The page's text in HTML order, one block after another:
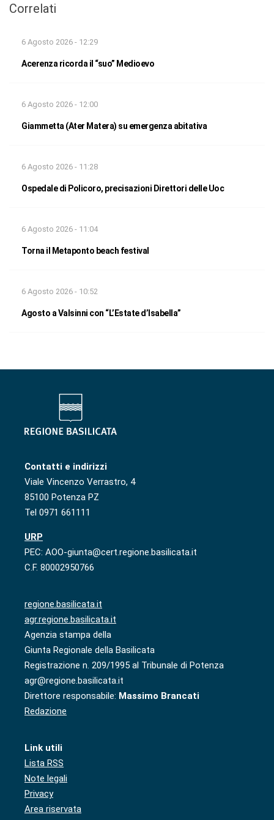
Correlati
6 Agosto 2026 - 12:29
Acerenza ricorda il “suo” Medioevo
6 Agosto 2026 - 12:00
Giammetta (Ater Matera) su emergenza abitativa
6 Agosto 2026 - 11:28
Ospedale di Policoro, precisazioni Direttori delle Uoc
6 Agosto 2026 - 11:04
Torna il Metaponto beach festival
6 Agosto 2026 - 10:52
Agosto a Valsinni con “L’Estate d’Isabella”
Contatti e indirizzi
Viale Vincenzo Verrastro, 4
85100 Potenza PZ
Tel 0971 661111
URP
PEC: AOO-giunta@cert.regione.basilicata.it
C.F. 80002950766
regione.basilicata.it
agr.regione.basilicata.it
Agenzia stampa della
Giunta Regionale della Basilicata
Registrazione n. 209/1995 al Tribunale di Potenza
agr@regione.basilicata.it
Direttore responsabile: Massimo Brancati
Redazione
Link utili
Lista RSS
Note legali
Privacy
Area riservata